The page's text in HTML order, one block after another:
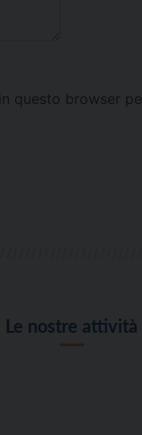
questo browser
Le nostre attività